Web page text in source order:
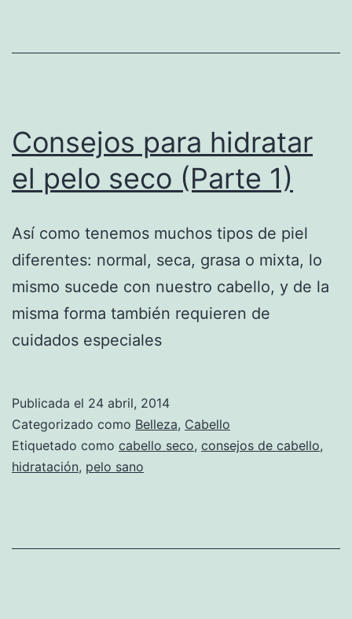
Consejos para hidratar
el pelo seco (Parte 1)
Así como tenemos muchos tipos de piel
diferentes: normal, seca, grasa o mixta, lo
mismo sucede con nuestro cabello, y de la
misma forma también requieren de
cuidados especiales
Publicada el 24 abril, 2014
Categorizado como Belleza, Cabello
Etiquetado como cabello seco, consejos de cabello,
hidratación, pelo sano